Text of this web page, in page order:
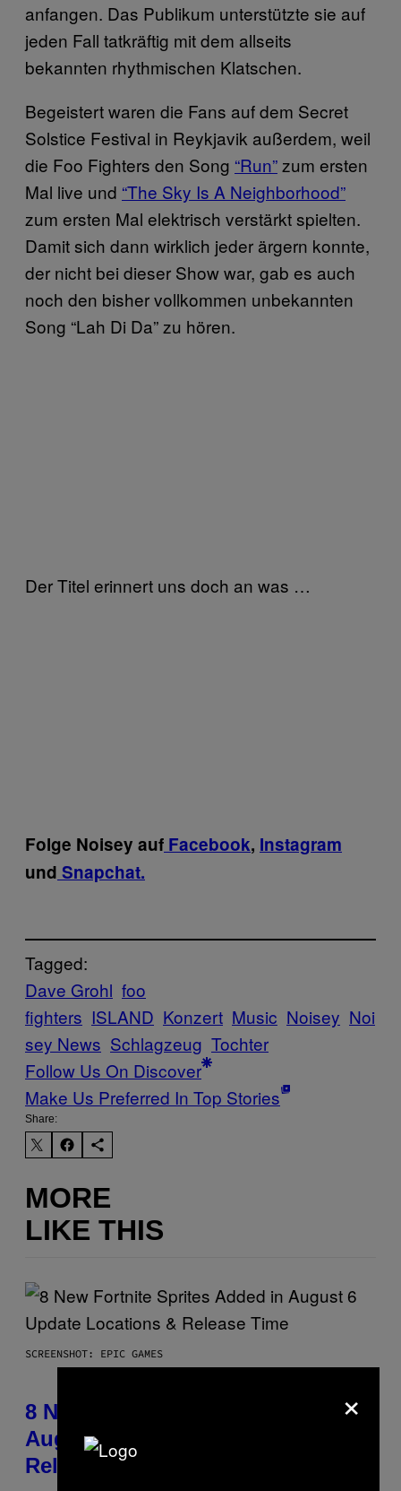
anfangen. Das Publikum unterstützte sie auf
jeden Fall tatkräftig mit dem allseits
bekannten rhythmischen Klatschen.
Begeistert waren die Fans auf dem Secret
Solstice Festival in Reykjavik außerdem, weil
die Foo Fighters den Song “Run”zum ersten
Mal live und “The Sky Is A Neighborhood”
zum ersten Mal elektrisch verstärkt spielten.
Damit sich dann wirklich jeder ärgern konnte,
der nicht bei dieser Show war, gab es auch
noch den bisher vollkommen unbekannten
Song “Lah Di Da” zu hören.
Der Titel erinnert uns doch an was …
Folge Noisey auf Facebook, Instagram
und Snapchat.
Tagged:
Dave Grohl foo
fighters ISLAND Konzert Music Noisey Noi
sey News Schlagzeug Tochter
Follow Us On Discover
Make Us Preferred In Top Stories
Share:
MORE
LIKE THIS
SCREENSHOT: EPIC GAMES
8 New Fortnite Sprites Added in
August 6 Update – Locations &
Release Time
×